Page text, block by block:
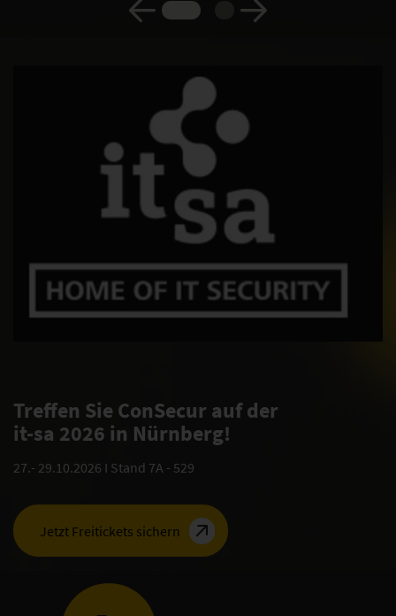
Treffen Sie ConSecur auf der
it-sa 2026 in Nürnberg!
27.- 29.10.2026 I Stand 7A - 529
Jetzt Freitickets sichern